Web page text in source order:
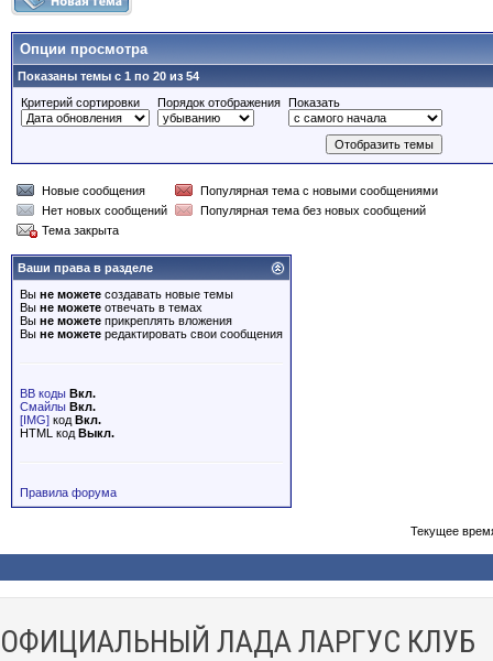
Опции просмотра
Показаны темы с 1 по 20 из 54
Критерий сортировки
Порядок отображения Показать
Новые сообщения
Популярная тема с новыми сообщениями
Нет новых сообщений
Популярная тема без новых сообщений
Тема закрыта
Ваши права в разделе
Вы не можете создавать новые темы
Вы не можете отвечать в темах
Вы не можете прикреплять вложения
Вы не можете редактировать свои сообщения
BB коды Вкл.
Смайлы Вкл.
[IMG] код Вкл.
HTML код Выкл.
Правила форума
Текущее
ОФИЦИАЛЬНЫЙ ЛАДА ЛАРГУС КЛУБ